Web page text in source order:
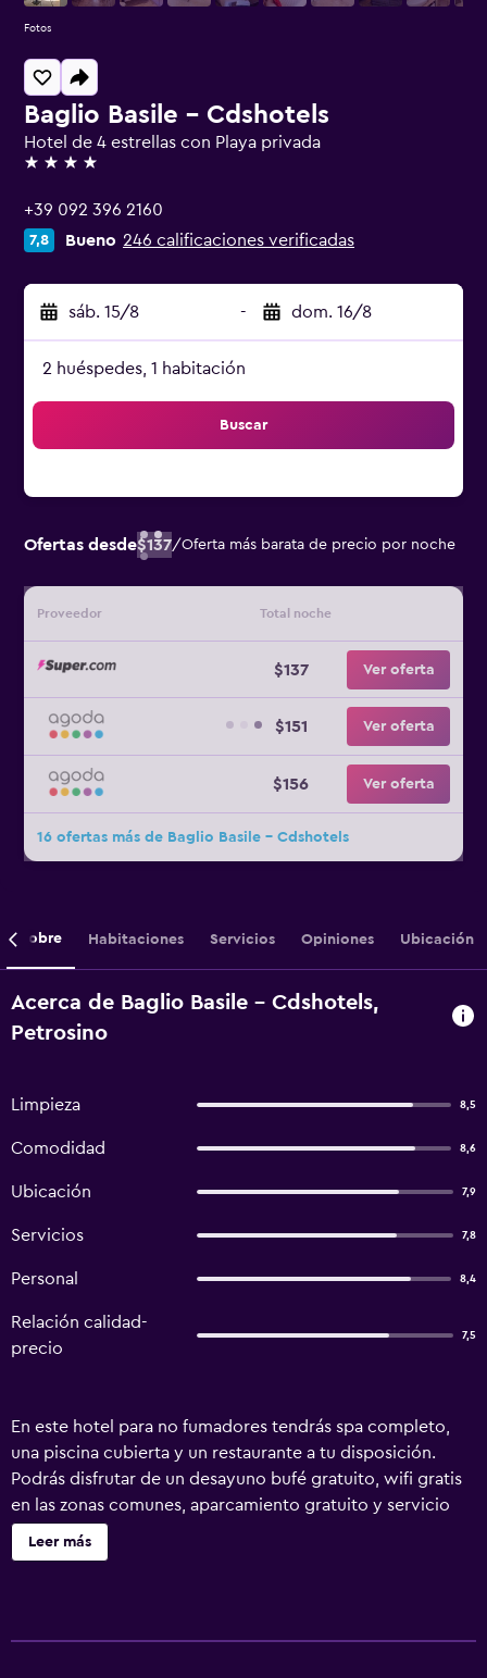
Baglio Basile - Cdshotels
Hotel de 4 estrellas con Playa privada
4 estrellas
+39 092 396 2160
7,8 Bueno 246 calificaciones verificadas
sáb. 15/8 - dom. 16/8
2 huéspedes, 1 habitación
Buscar
Ofertas desde$137/Oferta más barata de precio por noche
Proveedor Total noche
$137 Ver oferta
$151 Ver oferta
$156 Ver oferta
16 ofertas más de Baglio Basile - Cdshotels
Fotos
Sobre Habitaciones Servicios Opiniones Ubicación
Acerca de Baglio Basile - Cdshotels,
Petrosino
Limpieza 8,5
Comodidad 8,6
Ubicación 7,9
Servicios 7,8
Personal 8,4
Relación calidad-
precio
7,5
En este hotel para no fumadores tendrás spa completo,
una piscina cubierta y un restaurante a tu disposición.
Podrás disfrutar de un desayuno bufé gratuito, wifi gratis
en las zonas comunes, aparcamiento gratuito y servicio
gratuito de transporte por la zona. También encontrarás
un bar o lounge, un bar junto a la piscina y un bar-
Leer más